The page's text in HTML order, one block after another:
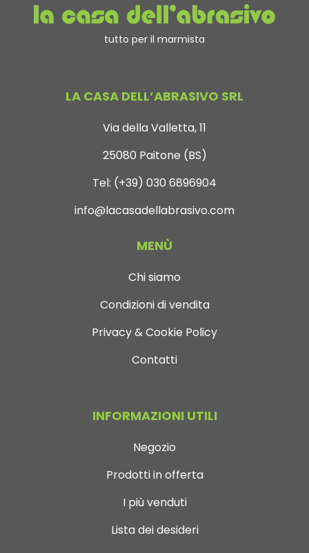
tutto per il marmista
LA CASA DELL’ABRASIVO SRL
Via della Valletta, 11
25080 Paitone (BS)
Tel: (+39) 030 6896904
info@lacasadellabrasivo.com
MENÙ
Chi siamo
Condizioni di vendita
Privacy & Cookie Policy
Contatti
INFORMAZIONI UTILI
Negozio
Prodotti in offerta
I più venduti
Lista dei desideri